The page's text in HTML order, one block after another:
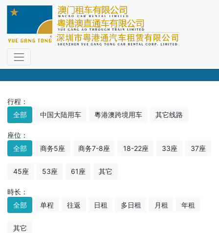
车型选择
尊享专职司机，直通过关免下车
行程：
全部
中国大陆用车 粵港澳跨境用车 其它线路
座位：
全部
商务5座 商务7-8座 18-22座 33座 37座
45座 53座 61座 其它
時长：
全部
单程 往返 日租 多日租 月租 年租
其它